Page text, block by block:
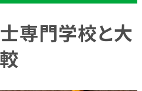
と大学の学費を比較
の学費内訳を紹介
覧
について
専門学校と大